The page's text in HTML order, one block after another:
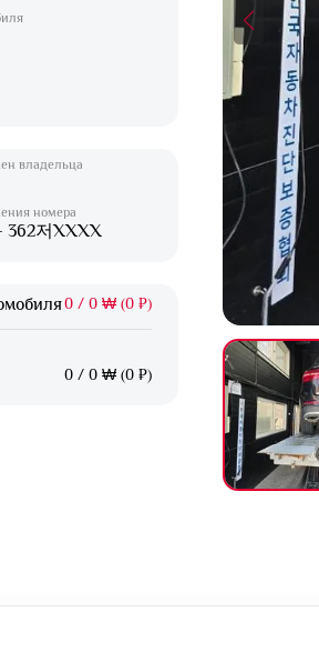
владельца
номера
362저XXXX
0 / 0 ₩ (0 ₽)
0 / 0 ₩ (0 ₽)